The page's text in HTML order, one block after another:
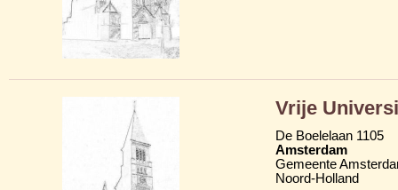
Vrije
De Boelelaan 1105
Amsterdam
Gemeente
Noord-Holland